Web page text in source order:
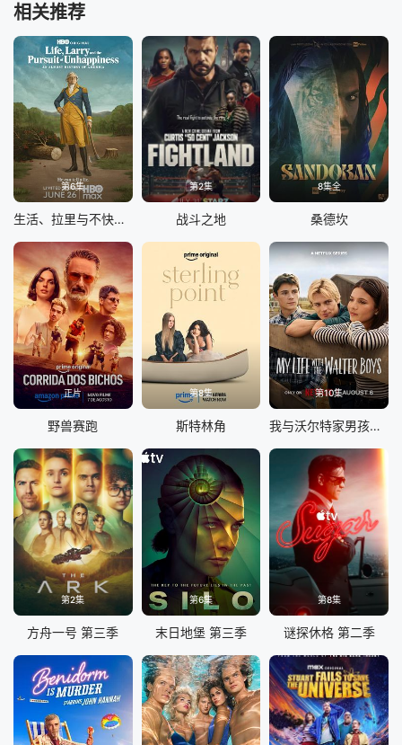
相关推荐
第6集
生活、拉里与不快乐的追求：一部美国史
第2集
战斗之地
8集全
桑德坎
正片
野兽赛跑
第8集
斯特林角
第10集
我与沃尔特家男孩的生活 第三季
第2集
方舟一号 第三季
第6集
末日地堡 第三季
第8集
谜探休格 第二季